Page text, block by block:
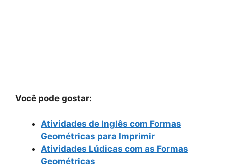
Você pode gostar:
Atividades de Inglês com Formas
Geométricas para Imprimir
Atividades Lúdicas com as Formas
Geométricas